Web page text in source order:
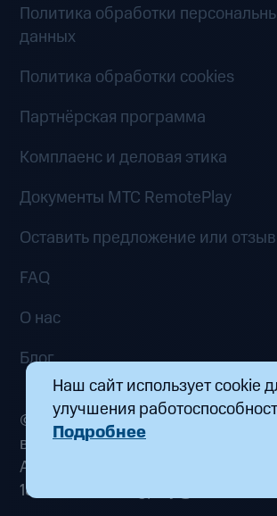
Политика обработки
данных
Политика обработки cookies
Партнёрская программа
Комплаенс и деловая этика
Документы MTC RemotePlay
Оставить предложение или отзыв
FAQ
О нас
Блог
© 2026 ООО «Маркетплейс
вычислений». Все права
Адрес: 115432, г. Москва, пр-кт
18, к. 9 Почта:
Наш сайт использует cookie
улучшения
Подробнее